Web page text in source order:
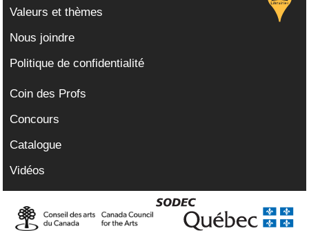
Valeurs et thèmes
Nous joindre
Politique de confidentialité
Coin des Profs
Concours
Catalogue
Vidéos